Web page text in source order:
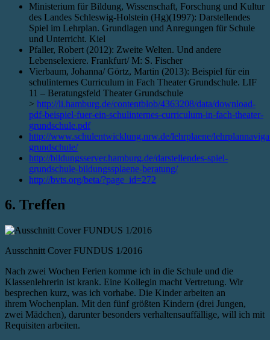
Ministerium für Bildung, Wissenschaft, Forschung und Kultur
des Landes Schleswig-Holstein (Hg)(1997): Darstellendes
Spiel im Lehrplan. Grundlagen und Anregungen für Schule
und Unterricht. Kiel
Pfaller, Robert (2012): Zweite Welten. Und andere
Lebenselexiere. Frankfurt/ M: S. Fischer
Vierbaum, Johanna/ Görtz, Martin (2013): Beispiel für ein
schulinternes Curriculum in Fach Theater Grundschule. LIF
11 – Beratungsfeld Theater Grundschule
> http://li.hamburg.de/contentblob/4363208/data/download-
pdf-beispiel-fuer-ein-schulinternes-curriculum-in-fach-theater-
grundschule.pdf
http://www.schulentwicklung.nrw.de/lehrplaene/
grundschule/
http://bildungsserver.hamburg.de/darstellendes-spiel-
grundschule-bildungssplaene-beratung/
http://bvts.org/beta/?page_id=272
6. Treffen
Ausschnitt Cover FUNDUS 1/2016
Nach zwei Wochen Ferien komme ich in die Schule und die
Klassenlehrerin ist krank. Eine Kollegin macht Vertretung. Wir
besprechen kurz, was ich vorhabe. Die Kinder arbeiten an
ihrem Wochenplan. Mit den fünf größten Kindern (drei Jungen,
zwei Mädchen), darunter besonders verhaltensauffällige, will ich mit
Requisiten arbeiten.